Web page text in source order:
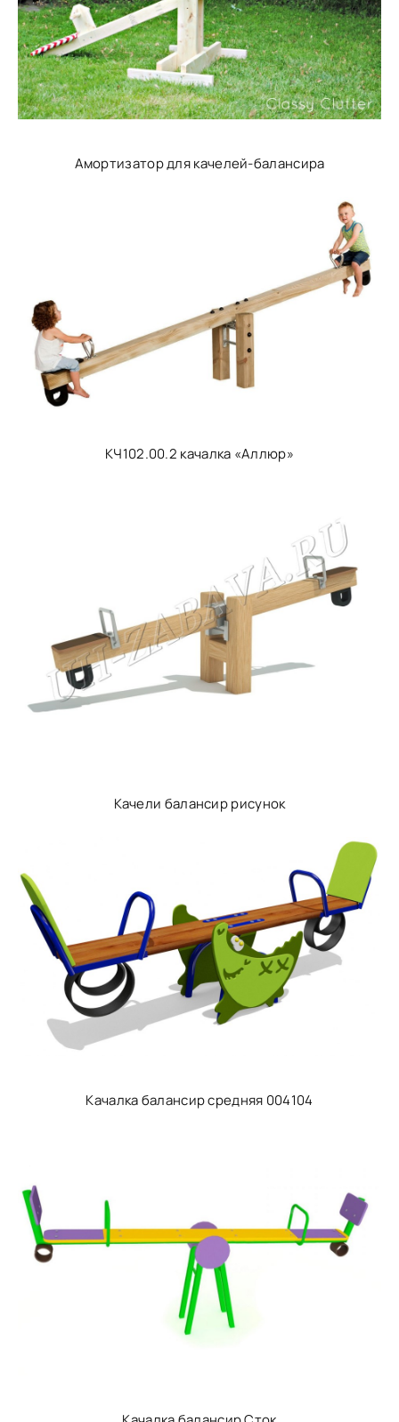
Амортизатор для качелей-балансира
КЧ102.00.2 качалка «Аллюр»
Качели балансир рисунок
Качалка балансир средняя 004104